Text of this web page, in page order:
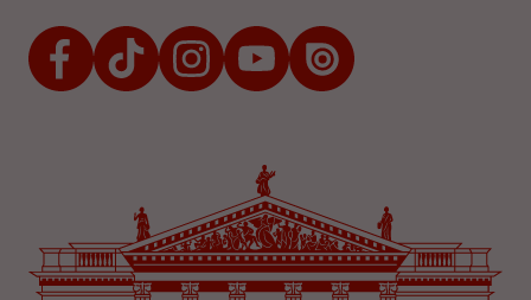
FacebookTikTokInstagramYoutubeIssuu